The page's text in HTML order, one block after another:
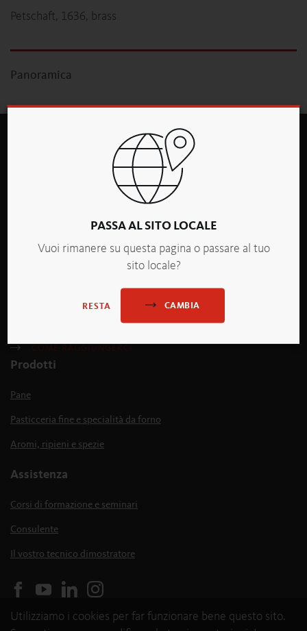
PASSA AL SITO LOCALE
Vuoi rimanere su questa pagina o passare al tuo
sito locale?
RESTA CAMBIA
Petschaft, 1636, brass
Panoramica
backaldrin Italia S.r.l.
Via Martiri delle Foibe 320
I-37067 Valeggio sul Mincio
P.IVA: IT02236570210
T +39 045 7951672
COME RAGGIUNGERCI
Prodotti
Pane
Pasticceria fine e specialità da forno
Aromi, ripieni e spezie
Assistenza
Corsi di formazione e seminari
Consulente
Il vostro tecnico dimostratore
Utilizziamo i cookies per far funzionare bene questo sito.